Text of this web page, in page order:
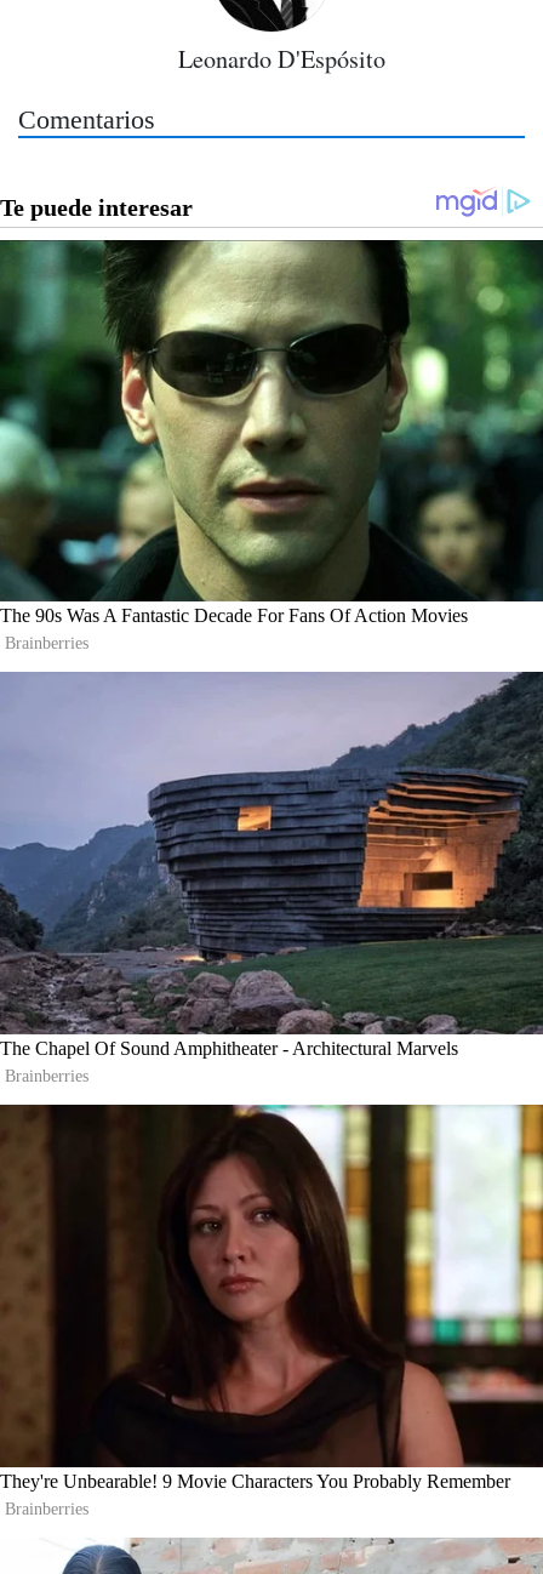
Leonardo D'Espósito
Comentarios